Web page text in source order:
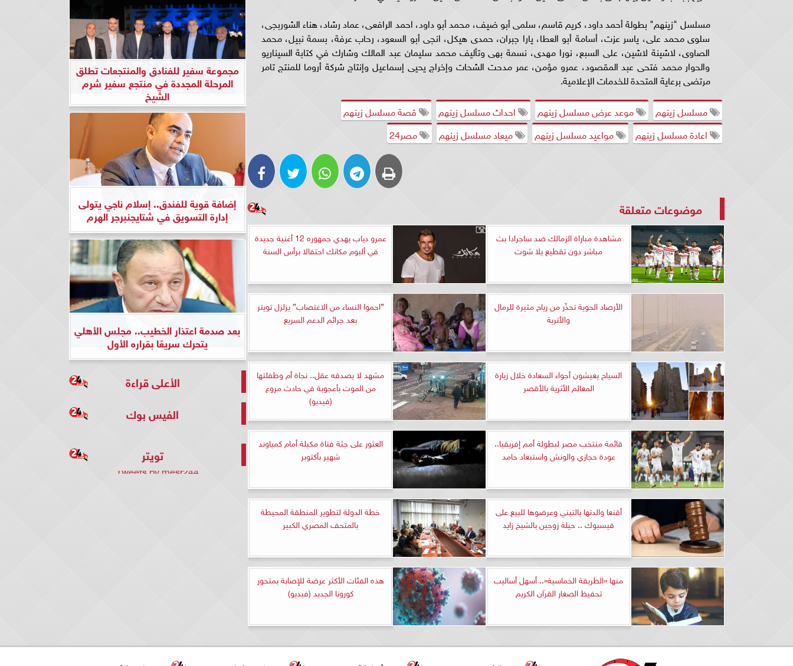
مسلسل "زينهم" بطولة أحمد داود، كريم قاسم، سلمى أبو ضيف، محمد أبو داود، احمد الرافعى، عماد رشاد، هناء الشوربجى،
سلوى محمد على، ياسر عزت، أسامة أبو العطا، يارا جبران، حمدى هيكل، انجى أبو السعود، رحاب عرفة، بسمة نبيل، محمد
الصاوى، لاشينة لاشين، على السبع، نورا مهدى، نسمة بهى وتأليف محمد سليمان عبد المالك وشارك في كتابة السيناريو
والحوار محمد فتحى عبد المقصود، عمرو مؤمن، عمر مدحت الشحات وإخراج يحيى إسماعيل وإنتاج شركة أروما للمنتج تامر
مرتضى برعاية المتحدة للخدمات الإعلامية.
مسلسل زينهم
موعد عرض مسلسل زينهم احداث مسلسل زينهم
قصة مسلسل زينهم
اعادة مسلسل زينهم
مواعيد مسلسل زينهم ميعاد مسلسل زينهم مصر24
موضوعات متعلقة
مشاهدة مباراة الزمالك ضد ساجرادا بث
مباشر دون تقطيع يلا شوت
عمرو دياب يهدي جمهوره 12 أغنية جديدة
في ألبوم مكانك احتفالا برأس السنة
الأرصاد الجوية تحذّر من رياح مثيرة للرمال
والأتربة
”احموا النساء من الاغتصاب” يزلزل تويتر
بعد جرائم الدعم السريع
السياح يعيشون أجواء السعادة خلال زيارة
المعالم الأثرية بالأقصر
مشهد لا يصدقه عقل.. نجاة أم وطفلتها
من الموت بأعجوبة في حادث مروع
(فيديو)
قائمة منتخب مصر لبطولة أمم إفريقيا..
عودة حجازي والونش واستبعاد حامد
العثور على جثة فتاة مكبلة أمام كمباوند
شهير بأكتوبر
أقنعا والدتها بالتبني وعرضوها للبيع على
فيسبوك .. حيلة زوجين بالشيخ زايد
خطة الدولة لتطوير المنطقة المحيطة
بالمتحف المصري الكبير
منها «الطريقة الخماسية».. أسهل أساليب
تحفيظ الصغار القرآن الكريم
هذه الفئات الأكثر عرضة للإصابة بمتحور
كورونا الجديد (فيديو)
مجموعة سفير للفنادق والمنتجعات تطلق
المرحلة المجددة في منتجع سفير شرم
الشيخ
إضافة قوية للفندق.. إسلام ناجي يتولى
إدارة التسويق في شتايجنبرجر الهرم
بعد صدمة اعتذار الخطيب.. مجلس الأهلي
يتحرك سريعًا بقراره الأول
الأعلى قراءة
الفيس بوك
تويتر
Tweets by mesr244